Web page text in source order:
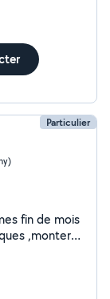
Particulier
fin de mois
,monter